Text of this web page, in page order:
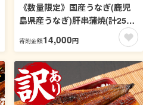
《数量限定》国産うなぎ(鹿児
島県産うなぎ)肝串蒲焼(計25
本・5本×5P) タレ付き 国産 国
産魚 九州産 鹿児島県産 魚 魚介
鰻 うなぎ ウナギ 蒲焼 蒲焼き
惣菜 冷凍 串 肝 内臓 贈答品 ギ
フト【南竹鰻加工】【00-025-
04】
寄附金額14,000円